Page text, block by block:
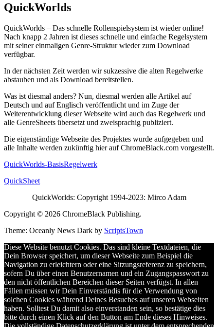
QuickWorlds
QuickWorlds – Das schnelle Rollenspielsystem ist wieder online!
Nach knapp 2 Jahren ist dieses schnelle und einfache Regelsystem
mit seiner einmaligen Genre-Struktur wieder zum Download
verfügbar.
In der nächsten Zeit werden wir sukzessive die alten Regelwerke
abstauben und als Download bereitstellen.
Was ist diesmal anders? Nun, diesmal werden alle Artikel auf
Deutsch und auf Englisch veröffentlicht und im Zuge der
Weiterentwicklung dieser Webseite wird auch das Regelwerk und
alle GenreSheets übersetzt und zweisprachig publiziert.
Die eigenständige Webseite des Projektes wurde aufgegeben und
alle Inhalte werden zukünftig hier auf ChromeBlack.com vorgestellt.
QuickWorlds-BasisRegelwerk
QuickSheet
QuickWorlds: Copyright 1994-2023: Mirco Adam
Copyright © 2026 ChromeBlack Publishing.
Theme: Oceanly News Dark by ScriptsTown
Diese Website benutzt Cookies. Das sind kleine Textdateien, die
Dein Browser speichert, um dieser Webseite zum Beispiel die
Navigation zu erleichtern oder eine Sitzungsreferenz zu speichern,
sofern Du über einen Benutzernamen und ein Zugangspasswort zu
den nicht öffentlichen Bereichen dieser Seiten verfügst. In allen
Fällen müssen wir Dein Einverständis für die Verwendung von
solchen Cookies während Deines Besuches auf unseren Webseiten
haben. Solltest Du damit also einverstanden sein, so bestätige dies
bitte durch einen Klick auf den Button am Ende dieses Hinweises.